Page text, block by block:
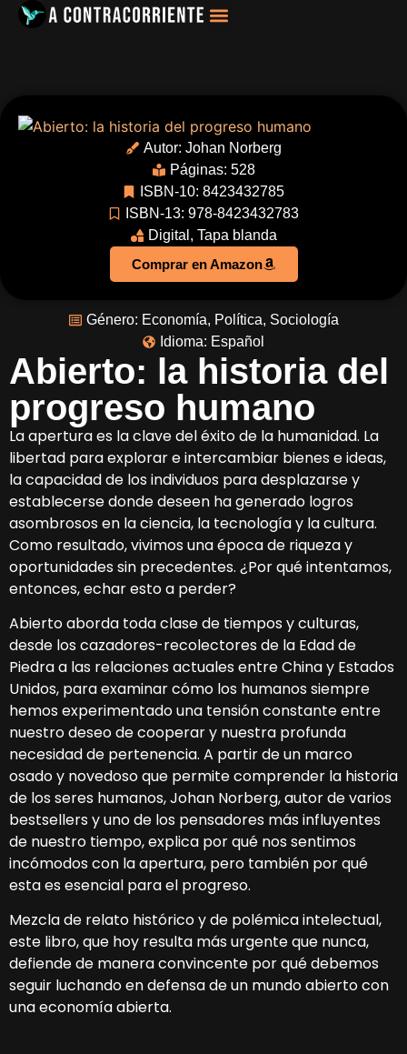
Género: Economía, Política, Sociología
Idioma: Español
Abierto: la historia del
progreso humano
La apertura es la clave del éxito de la humanidad. La
libertad para explorar e intercambiar bienes e ideas,
la capacidad de los individuos para desplazarse y
establecerse donde deseen ha generado logros
asombrosos en la ciencia, la tecnología y la cultura.
Como resultado, vivimos una época de riqueza y
oportunidades sin precedentes. ¿Por qué intentamos,
entonces, echar esto a perder?
Abierto aborda toda clase de tiempos y culturas,
desde los cazadores-recolectores de la Edad de
Piedra a las relaciones actuales entre China y Estados
Unidos, para examinar cómo los humanos siempre
hemos experimentado una tensión constante entre
nuestro deseo de cooperar y nuestra profunda
necesidad de pertenencia. A partir de un marco
osado y novedoso que permite comprender la historia
de los seres humanos, Johan Norberg, autor de varios
bestsellers y uno de los pensadores más influyentes
de nuestro tiempo, explica por qué nos sentimos
incómodos con la apertura, pero también por qué
esta es esencial para el progreso.
Mezcla de relato histórico y de polémica intelectual,
este libro, que hoy resulta más urgente que nunca,
defiende de manera convincente por qué debemos
seguir luchando en defensa de un mundo abierto con
una economía abierta.
Autor: Johan Norberg
Páginas: 528
ISBN-10: 8423432785
ISBN-13: 978-8423432783
Digital , Tapa blanda
Comprar en Amazon